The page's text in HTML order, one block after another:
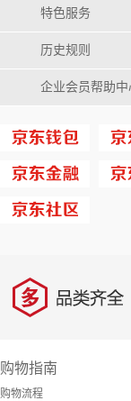
特色服务
历史规则
企业会员帮助中
多 品类齐全，
购物指南
购物流程